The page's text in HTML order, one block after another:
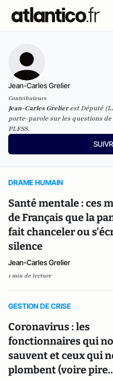
Jean-Carles Grelier
Contributeurs
Jean-Carles Grelierest Député
porte-parole sur les questions
PLFSS.
DRAME HUMAIN
Santé mentale : ces
de Français que la
fait chanceler ou
silence
Jean-Carles Grelier
1 min de lecture
GESTION DE CRISE
Coronavirus : les
fonctionnaires qui
sauvent et ceux qui
plombent (voire